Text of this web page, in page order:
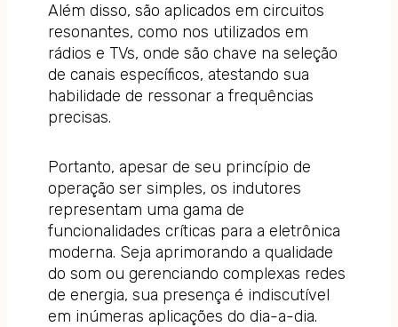
Além disso, são aplicados em circuitos
resonantes, como nos utilizados em
rádios e TVs, onde são chave na seleção
de canais específicos, atestando sua
habilidade de ressonar a frequências
precisas.
Portanto, apesar de seu princípio de
operação ser simples, os indutores
representam uma gama de
funcionalidades críticas para a eletrônica
moderna. Seja aprimorando a qualidade
do som ou gerenciando complexas redes
de energia, sua presença é indiscutível
em inúmeras aplicações do dia-a-dia.